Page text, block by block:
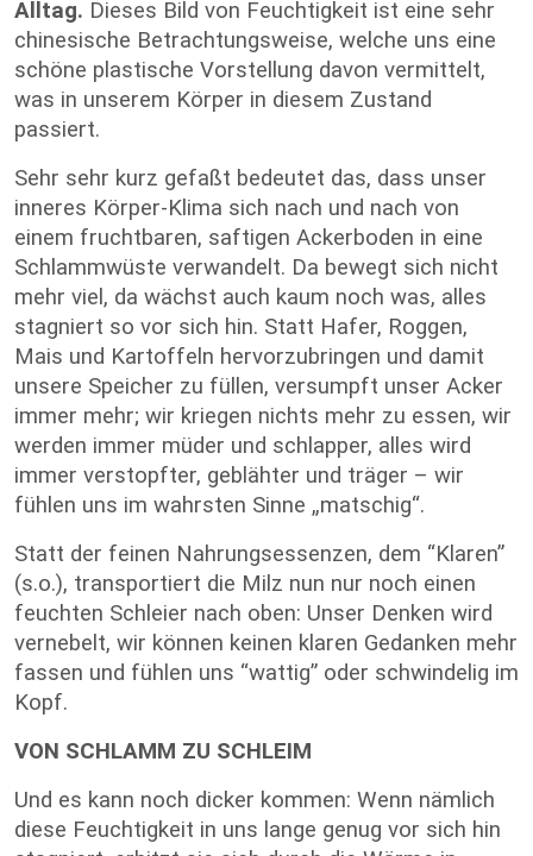
Alltag. Dieses Bild von Feuchtigkeit ist eine sehr
chinesische Betrachtungsweise, welche uns eine
schöne plastische Vorstellung davon vermittelt,
was in unserem Körper in diesem Zustand
passiert.
Sehr sehr kurz gefaßt bedeutet das, dass unser
inneres Körper-Klima sich nach und nach von
einem fruchtbaren, saftigen Ackerboden in eine
Schlammwüste verwandelt. Da bewegt sich nicht
mehr viel, da wächst auch kaum noch was, alles
stagniert so vor sich hin. Statt Hafer, Roggen,
Mais und Kartoffeln hervorzubringen und damit
unsere Speicher zu füllen, versumpft unser Acker
immer mehr; wir kriegen nichts mehr zu essen, wir
werden immer müder und schlapper, alles wird
immer verstopfter, geblähter und träger – wir
fühlen uns im wahrsten Sinne „matschig“.
Statt der feinen Nahrungsessenzen, dem “Klaren”
(s.o.), transportiert die Milz nun nur noch einen
feuchten Schleier nach oben: Unser Denken wird
vernebelt, wir können keinen klaren Gedanken mehr
fassen und fühlen uns “wattig” oder schwindelig im
Kopf.
VON SCHLAMM ZU SCHLEIM
Und es kann noch dicker kommen: Wenn nämlich
diese Feuchtigkeit in uns lange genug vor sich hin